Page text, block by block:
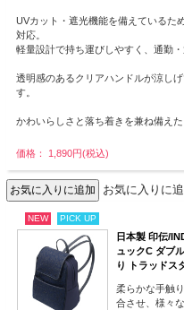
UVカット・遮光機能を備えているた
対応。
軽量設計で持ち運びしやすく、通勤
透明感のあるクリアハンドルが涼し
す。
かわいらしさと落ち着きを兼ね備えた
価格： 1,890円(税込)
お気に入りに
NEW PICK UP
日本製 印伝/
ュックC ダブ
り トラッドス
柔らかな手触
合させ、様々